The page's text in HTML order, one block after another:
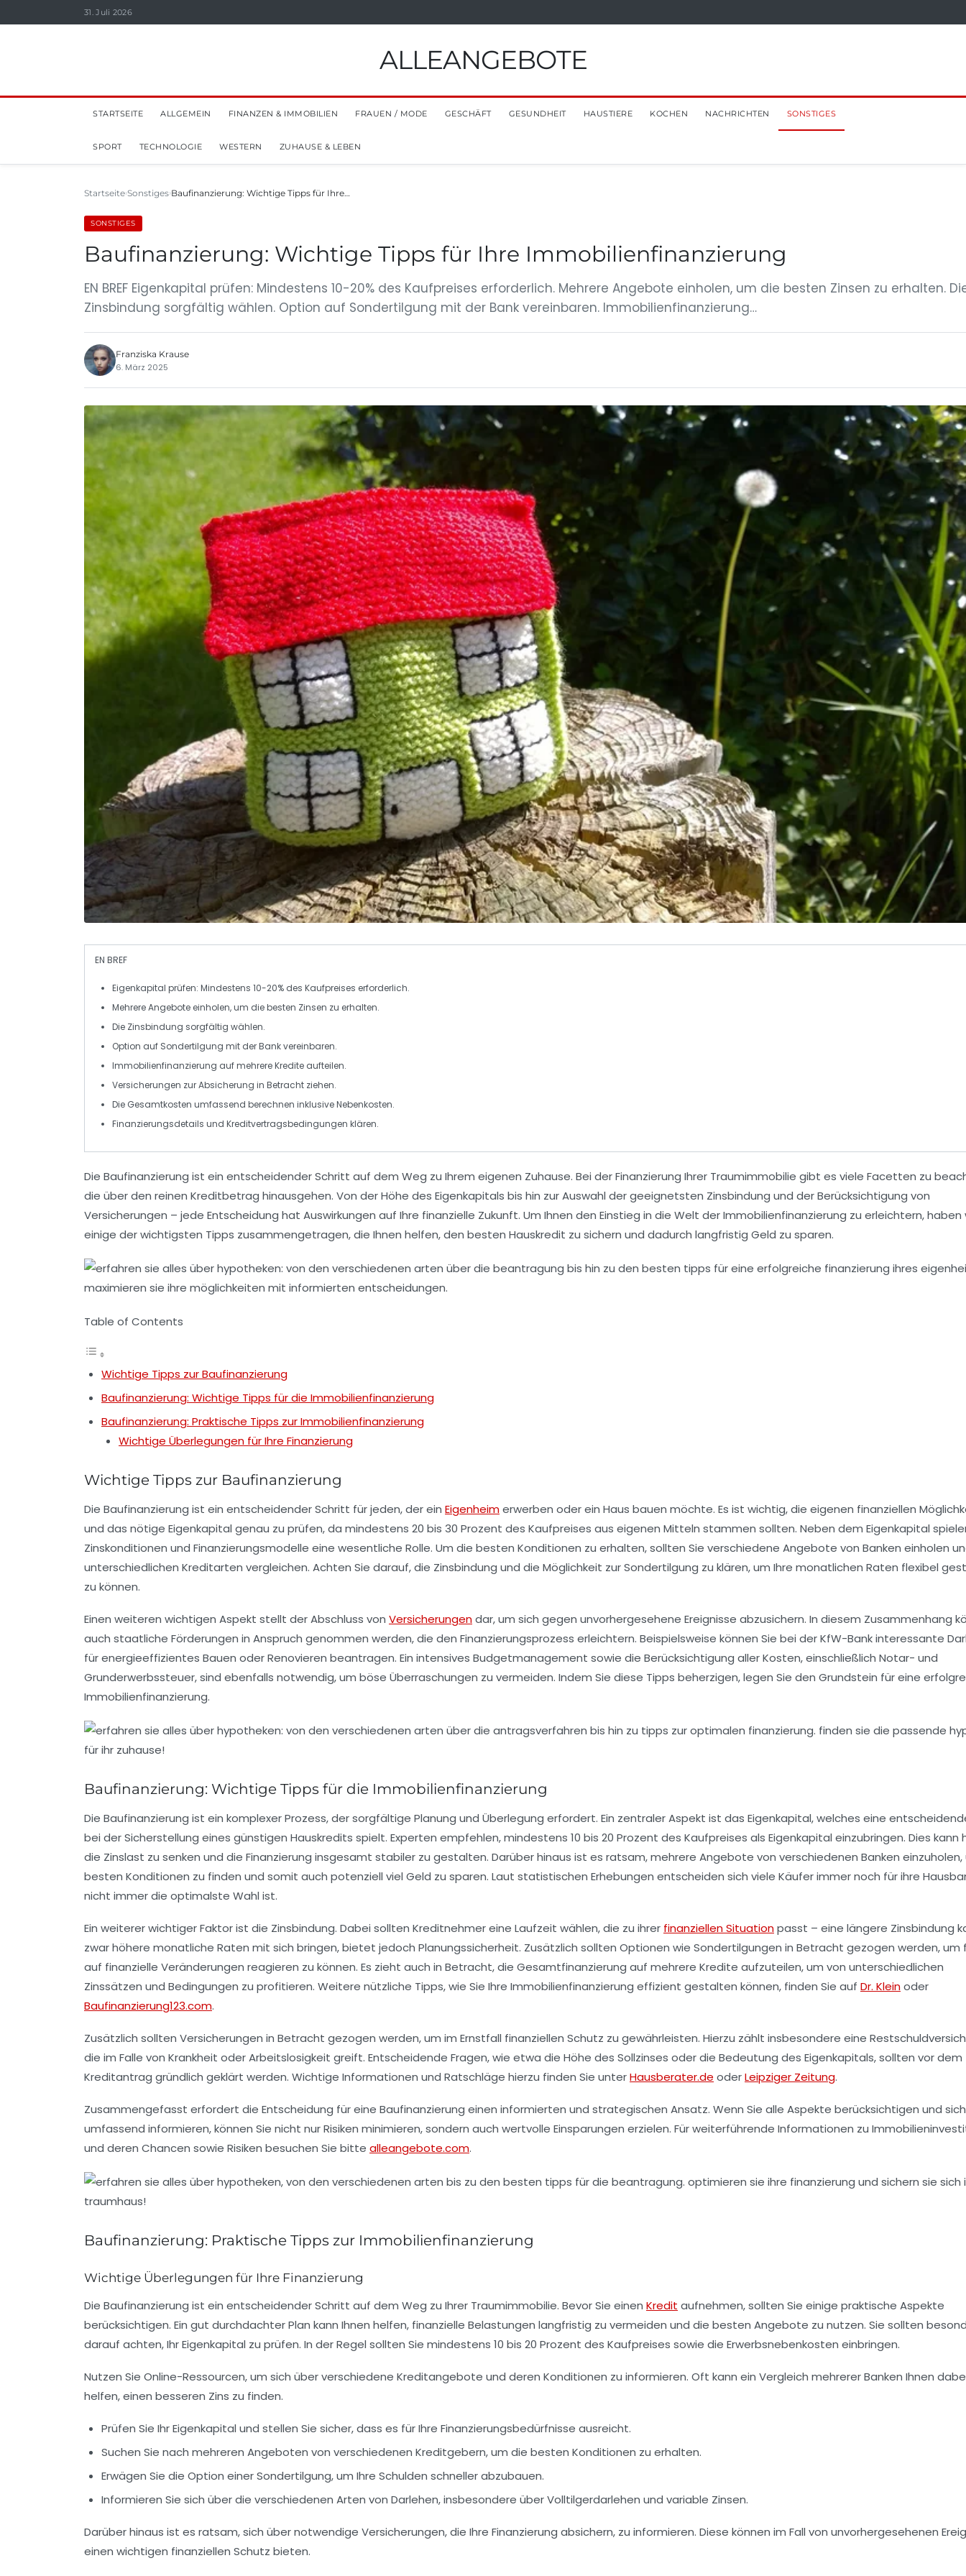
31. Juli 2026
ALLEANGEBOTE
STARTSEITE ALLGEMEIN FINANZEN & IMMOBILIEN FRAUEN / MODE GESCHÄFT GESUNDHEIT HAUSTIERE KOCHEN NACHRICHTEN SONSTIGES
SPORT TECHNOLOGIE WESTERN ZUHAUSE & LEBEN
Startseite Sonstiges Baufinanzierung: Wichtige Tipps für Ihre…
SONSTIGES
Baufinanzierung: Wichtige Tipps für Ihre Immobilienfinanzierung
EN BREF Eigenkapital prüfen: Mindestens 10-20% des Kaufpreises erforderlich. Mehrere Angebote einholen, um die besten Zinsen zu erhalten.
Zinsbindung sorgfältig wählen. Option auf Sondertilgung mit der Bank vereinbaren. Immobilienfinanzierung…
Franziska Krause
6. März 2025
EN BREF
Eigenkapital prüfen: Mindestens 10-20% des Kaufpreises erforderlich.
MehrereAngebote einholen, um die besten Zinsen zu erhalten.
Die Zinsbindung sorgfältig wählen.
Option auf Sondertilgung mit der Bank vereinbaren.
Immobilienfinanzierung aufmehrere Kredite aufteilen.
Versicherungen zur Absicherung in Betracht ziehen.
Die Gesamtkosten umfassend berechnen inklusiveNebenkosten.
Finanzierungsdetails und Kreditvertragsbedingungen klären.
Die Baufinanzierung ist ein entscheidender Schritt auf dem Weg zu Ihrem eigenen Zuhause. Bei der Finanzierung Ihrer Traumimmobilie gibt es viele Facetten zu
die über den reinen Kreditbetrag hinausgehen. Von der Höhe des Eigenkapitals bis hin zur Auswahl der geeignetsten Zinsbindung und der Berücksichtigung von
Versicherungen – jede Entscheidung hat Auswirkungen auf Ihre finanzielle Zukunft. Um Ihnen den Einstieg in die Welt der Immobilienfinanzierung zu erleichtern, haben
einige der wichtigsten Tipps zusammengetragen, die Ihnen helfen, den besten Hauskredit zu sichern und dadurch langfristig Geld zu sparen.
Table of Contents
Wichtige Tipps zur Baufinanzierung
Baufinanzierung: Wichtige Tipps für die Immobilienfinanzierung
Baufinanzierung: Praktische Tipps zur Immobilienfinanzierung
Wichtige Überlegungen für Ihre Finanzierung
Wichtige Tipps zur Baufinanzierung
Die Baufinanzierung ist ein entscheidender Schritt für jeden, der ein Eigenheimerwerben oder ein Haus bauen möchte. Es ist wichtig, die eigenen finanziellen
und das nötige Eigenkapital genau zu prüfen, da mindestens 20 bis 30 Prozent des Kaufpreises aus eigenen Mitteln stammen sollten. Neben dem Eigenkapital
Zinskonditionen und Finanzierungsmodelle eine wesentliche Rolle. Um die besten Konditionen zu erhalten, sollten Sie verschiedene Angebote von Banken einholen
unterschiedlichen Kreditarten vergleichen. Achten Sie darauf, die Zinsbindung und die Möglichkeit zurSondertilgung zu klären, um Ihre monatlichen Raten flexibel
zu können.
Einen weiteren wichtigen Aspekt stellt der Abschluss von Versicherungendar, um sich gegen unvorhergesehene Ereignisse abzusichern. In diesem Zusammenhang
auch staatliche Förderungen in Anspruch genommen werden, die den Finanzierungsprozess erleichtern. Beispielsweise können Sie bei der KfW-Bank interessante
für energieeffizientes Bauen oder Renovieren beantragen. Ein intensives Budgetmanagement sowie die Berücksichtigung aller Kosten, einschließlich Notar- und
Grunderwerbssteuer, sind ebenfalls notwendig, um böse Überraschungen zu vermeiden. Indem Sie diese Tipps beherzigen, legen Sie den Grundstein für eine
Immobilienfinanzierung.
Baufinanzierung: Wichtige Tipps für die Immobilienfinanzierung
Die Baufinanzierung ist ein komplexer Prozess, der sorgfältige Planung und Überlegung erfordert. Ein zentraler Aspekt ist das Eigenkapital, welches eine
bei der Sicherstellung eines günstigen Hauskredits spielt. Experten empfehlen, mindestens 10 bis 20 Prozent des Kaufpreises als Eigenkapital einzubringen. Dies kann
die Zinslast zu senken und die Finanzierung insgesamt stabiler zu gestalten. Darüber hinaus ist es ratsam, mehrere Angebote von verschiedenen Banken einzuholen,
besten Konditionen zu finden und somit auch potenziell viel Geld zu sparen. Laut statistischen Erhebungen entscheiden sich viele Käufer immer noch für ihre
nicht immer die optimalste Wahl ist.
Ein weiterer wichtiger Faktor ist die Zinsbindung. Dabei sollten Kreditnehmer eine Laufzeit wählen, die zu ihrer finanziellen Situationpasst – eine längere Zinsbindung
zwar höhere monatliche Raten mit sich bringen, bietet jedoch Planungssicherheit. Zusätzlich sollten Optionen wie Sondertilgungen in Betracht gezogen werden, um
auf finanzielle Veränderungen reagieren zu können. Es zieht auch in Betracht, die Gesamtfinanzierung auf mehrere Kredite aufzuteilen, um von unterschiedlichen
Zinssätzen und Bedingungen zu profitieren. Weitere nützliche Tipps, wie Sie Ihre Immobilienfinanzierung effizient gestalten können, finden Sie auf Dr. Kleinoder
Baufinanzierung123.com.
Zusätzlich sollten Versicherungen in Betracht gezogen werden, um im Ernstfall finanziellen Schutz zu gewährleisten. Hierzu zählt insbesondere eine
die im Falle von Krankheit oder Arbeitslosigkeit greift. Entscheidende Fragen, wie etwa die Höhe des Sollzinses oder die Bedeutung des Eigenkapitals, sollten vor dem
Kreditantrag gründlich geklärt werden. Wichtige Informationen und Ratschläge hierzu finden Sie unterHausberater.de oderLeipziger Zeitung.
Zusammengefasst erfordert die Entscheidung für eine Baufinanzierung einen informierten und strategischen Ansatz. Wenn Sie alle Aspekte berücksichtigen und sich
umfassend informieren, können Sie nicht nur Risiken minimieren, sondern auch wertvolle Einsparungen erzielen. Für weiterführende Informationen zu
und deren Chancen sowie Risiken besuchen Sie bitte alleangebote.com.
Baufinanzierung: Praktische Tipps zur Immobilienfinanzierung
Wichtige Überlegungen für Ihre Finanzierung
Die Baufinanzierung ist ein entscheidender Schritt auf dem Weg zu Ihrer Traumimmobilie. Bevor Sie einen Kredit aufnehmen, sollten Sie einige praktische Aspekte
berücksichtigen. Ein gut durchdachter Plan kann Ihnen helfen, finanzielle Belastungen langfristig zu vermeiden und die besten Angebote zu nutzen. Sie sollten
darauf achten, IhrEigenkapital zu prüfen. In der Regel sollten Sie mindestens 10 bis 20 Prozent des Kaufpreises sowie die Erwerbsnebenkosten einbringen.
Nutzen Sie Online-Ressourcen, um sich über verschiedene Kreditangebote und deren Konditionen zu informieren. Oft kann ein Vergleich mehrerer Banken Ihnen
helfen, einen besseren Zins zu finden.
Prüfen Sie IhrEigenkapital und stellen Sie sicher, dass es für Ihre Finanzierungsbedürfnisse ausreicht.
Suchen Sie nach mehreren Angeboten von verschiedenen Kreditgebern, um die besten Konditionen zu erhalten.
Erwägen Sie die Option einerSondertilgung, um Ihre Schulden schneller abzubauen.
Informieren Sie sich über die verschiedenen Arten von Darlehen, insbesondere über Volltilgerdarlehen und variable Zinsen.
Darüber hinaus ist es ratsam, sich über notwendige Versicherungen, die Ihre Finanzierung absichern, zu informieren. Diese können im Fall von unvorhergesehenen
einen wichtigen finanziellen Schutz bieten.